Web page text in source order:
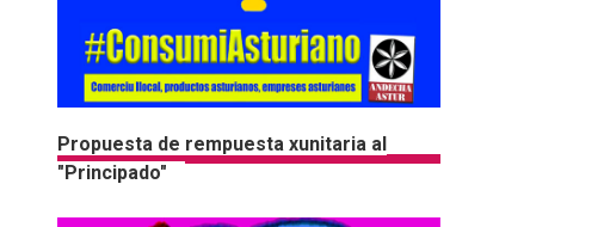
Propuesta de rempuesta xunitaria al
"Principado"